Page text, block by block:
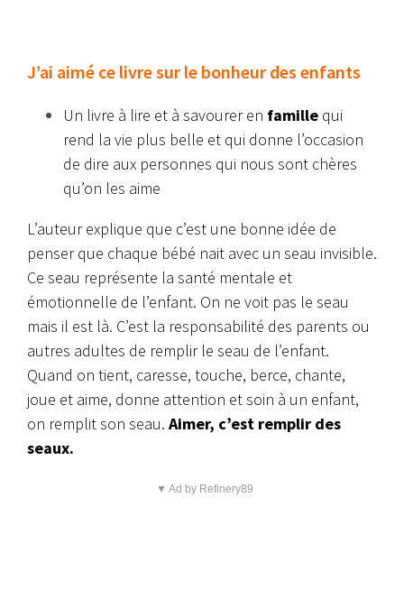
J’ai aimé ce livre sur le bonheur des enfants
Un livre à lire et à savourer en famille qui
rend la vie plus belle et qui donne l’occasion
de dire aux personnes qui nous sont chères
qu’on les aime
L’auteur explique que c’est une bonne idée de
penser que chaque bébé nait avec un seau invisible.
Ce seau représente la santé mentale et
émotionnelle de l’enfant. On ne voit pas le seau
mais il est là. C’est la responsabilité des parents ou
autres adultes de remplir le seau de l’enfant.
Quand on tient, caresse, touche, berce, chante,
joue et aime, donne attention et soin à un enfant,
on remplit son seau. Aimer, c’est remplir des
seaux.
▼ Ad by Refinery89